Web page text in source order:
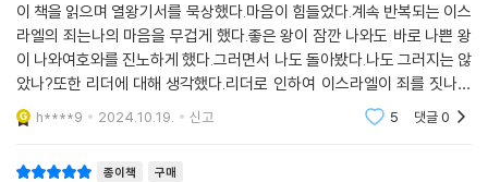
이 책을 읽으며 열왕기서를 묵상했다.마음이 힘들었다.계속 반복되는 이스
라엘의 죄는나의 마음을 무겁게 했다.좋은 왕이 잠깐 나와도 바로 나쁜 왕
이 나와여호와를 진노하게 했다.그러면서 나도 돌아봤다.나도 그러지는 않
았나?또한 리더에 대해 생각했다.리더로 인하여 이스라엘이 죄를 짓나아
니면 하나님의 뜻을 따르나가 결정된다.마지막으로 모범이다.우리를 통하
여 세상이 하나님을
h****9 2024.10.19. 신고 5 댓글0
종이책 구매